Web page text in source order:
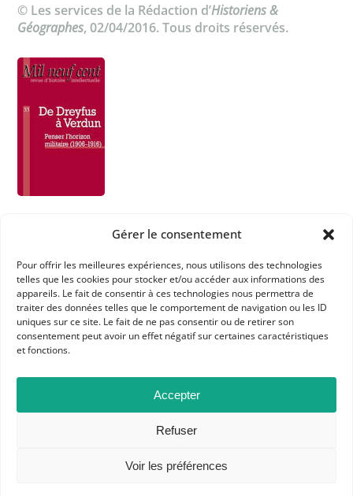
Gérer le consentement
Pour offrir les meilleures expériences, nous utilisons des technologies
telles que les cookies pour stocker et/ou accéder aux informations des
appareils. Le fait de consentir à ces technologies nous permettra de
traiter des données telles que le comportement de navigation ou les ID
uniques sur ce site. Le fait de ne pas consentir ou de retirer son
consentement peut avoir un effet négatif sur certaines caractéristiques
et fonctions.
Accepter
Refuser
Voir les préférences
© Les services de la Rédaction d’Historiens &
Géographes, 02/04/2016. Tous droits réservés.
APHG
Association des professeurs d'histoire et géographie
+ 33 0(1) 42 33 62 37
BP 6541 – 75065 Paris Cedex 02